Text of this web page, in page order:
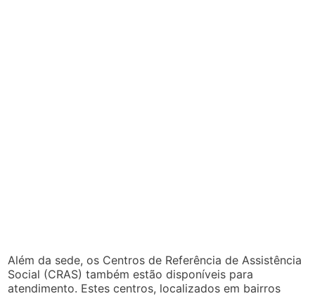
Além da sede, os Centros de Referência de Assistência
Social (CRAS) também estão disponíveis para
atendimento. Estes centros, localizados em bairros